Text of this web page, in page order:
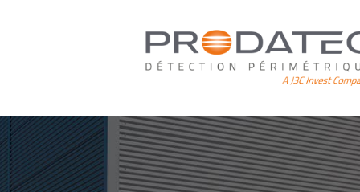
Aller
au
contenu
principal